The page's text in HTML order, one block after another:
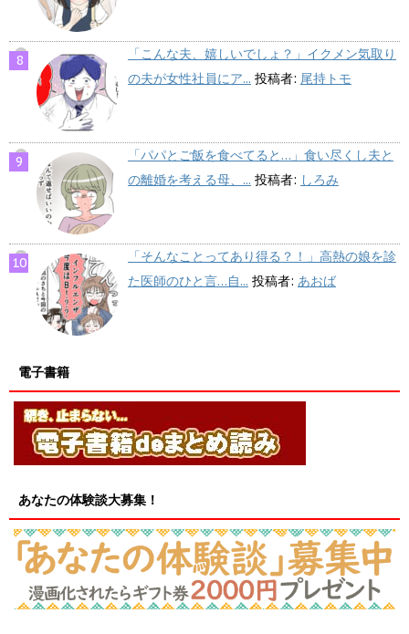
「こんな夫、嬉しいでしょ？」イクメン気取り
の夫が女性社員にア... 投稿者: 尾持トモ
「パパとご飯を食べてると…」食い尽くし夫と
の離婚を考える母、... 投稿者: しろみ
「そんなことってあり得る？！」高熱の娘を診
た医師のひと言…自... 投稿者: あおば
電子書籍
あなたの体験談大募集！